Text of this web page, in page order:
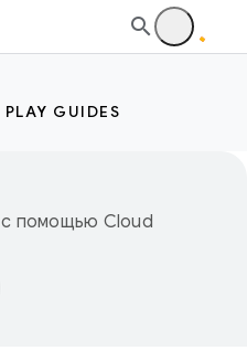
PLAY GUIDES
с помощью Cloud